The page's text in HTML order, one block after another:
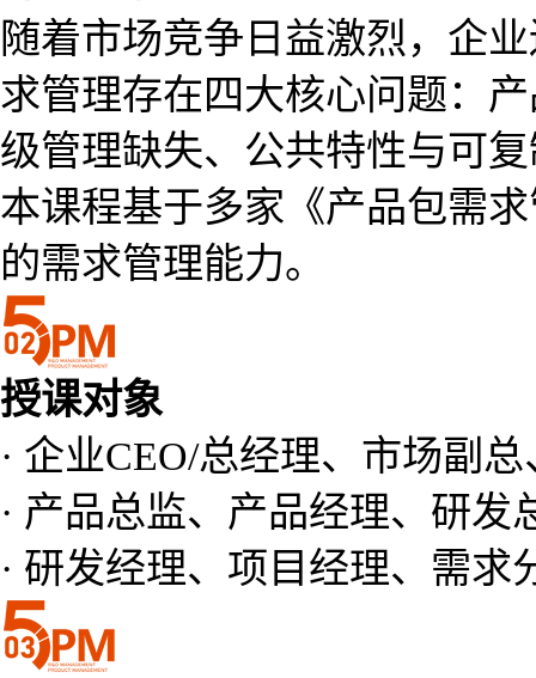
随着市场竞争日益激烈，企
求管理存在四大核心问题：
级管理缺失、公共特性与可
本课程基于多家《产品包需
的需求管理能力。
授课对象
· 企业CEO/总经理、市场副
· 产品总监、产品经理、研发
· 研发经理、项目经理、需求